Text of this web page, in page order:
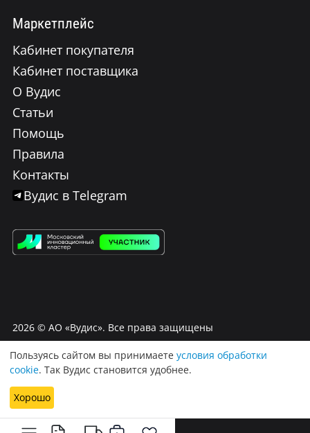
Маркетплейс
Кабинет покупателя
Кабинет поставщика
О Вудис
Статьи
Помощь
Правила
Контакты
Вудис в Telegram
2026© АО «Вудис». Все права защищены
Условия использования Вудис
Политика обработки персональных данных
Пользуясь сайтом вы принимаете условия обработки
cookie. Так Вудис становится удобнее.
Хорошо